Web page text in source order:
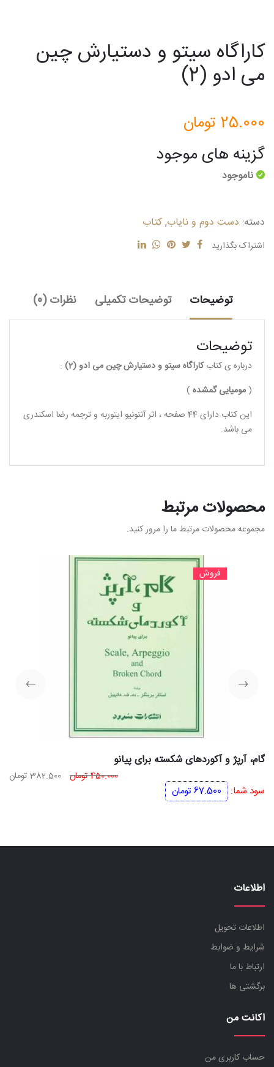
کاراگاه سیتو و دستیارش چین
می ادو (2)
25.000 تومان
گزینه های موجود
ناموجود
دسته: دست دوم و نایاب,کتاب
اشتراک بگذارید
توضیحات توضیحات تکمیلی نظرات (0)
توضیحات
درباره ی کتابکاراگاه سیتو و دستیارش چین می ادو (2)
:
( مومیایی گمشده )
این کتاب دارای 44 صفحه ، اثر آنتونیو ایتوربه و ترجمه رضا اسکندری
می باشد.
محصولات مرتبط
مجموعه محصولات مرتبط ما را مرور کنید.
فروش
گام، آرپژ و آکوردهای شکسته برای پیانو
450.000تومان قیمت
382.500 تومان
سود شما: 67.500تومان
اطلاعات
اطلاعات تحویل
شرایط و ضوابط
ارتباط با ما
برگشتی ها
اکانت من
حساب کاربری من